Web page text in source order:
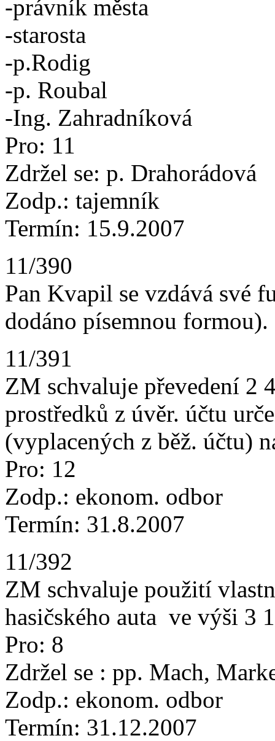
-právník města
-starosta
-p.Rodig
-p. Roubal
-Ing. Zahradníková
Pro: 11
Zdržel se: p. Drahorádová
Zodp.: tajemník
Termín: 15.9.2007
11/390
Pan Kvapil se vzdává své
dodáno písemnou formou).
11/391
ZM schvaluje převedení 2
prostředků z úvěr. účtu
(vyplacených z běž. účtu)
Pro: 12
Zodp.: ekonom. odbor
Termín: 31.8.2007
11/392
ZM schvaluje použití
hasičského auta ve výši 3
Pro: 8
Zdržel se : pp. Mach,
Zodp.: ekonom. odbor
Termín: 31.12.2007